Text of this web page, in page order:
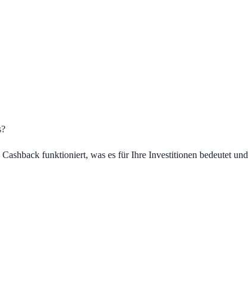
funktioniert, was es für Ihre Investitionen bedeutet und